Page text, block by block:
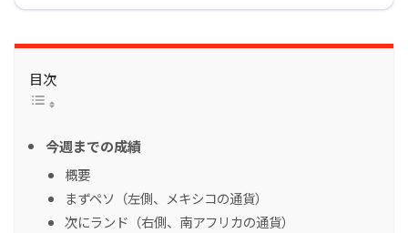
目次
今週までの成績
概要
まずペソ（左側、メキシコの通貨）
次にランド（右側、南アフリカの通貨）